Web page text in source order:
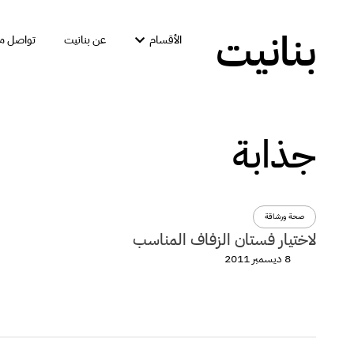
بنانيت الأقسام عن بنانيت تواصل
جذابة
صحة ورشاقة
لاختيار فستان الزفاف المناسب
8 ديسمبر 2011